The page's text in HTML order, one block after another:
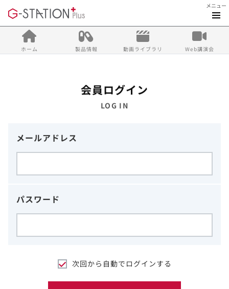
メニュー
ホーム 製品情報 動画ライブラリ Web講演会
会員ログイン
LOG IN
メールアドレス
パスワード
次回から自動でログインする